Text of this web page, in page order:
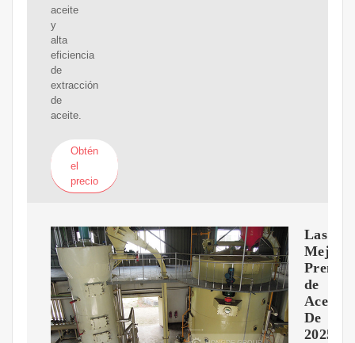
aceite
y
alta
eficiencia
de
extracción
de
aceite.
Obtén
el
precio
Las
Prensas
de
Aceite
De
2025